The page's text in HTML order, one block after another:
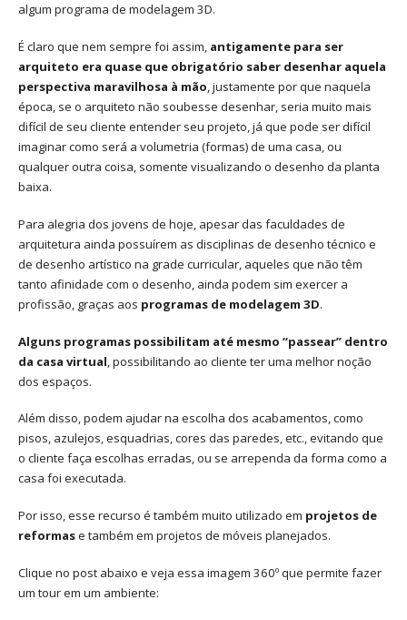
algum programa de modelagem 3D.
É claro que nem sempre foi assim, antigamente para ser
arquiteto era quase que obrigatório saber desenhar aquela
perspectiva maravilhosa à mão, justamente por que naquela
época, se o arquiteto não soubesse desenhar, seria muito mais
difícil de seu cliente entender seu projeto, já que pode ser difícil
imaginar como será a volumetria (formas) de uma casa, ou
qualquer outra coisa, somente visualizando o desenho da planta
baixa.
Para alegria dos jovens de hoje, apesar das faculdades de
arquitetura ainda possuírem as disciplinas de desenho técnico e
de desenho artístico na grade curricular, aqueles que não têm
tanto afinidade com o desenho, ainda podem sim exercer a
profissão, graças aos programas de modelagem 3D.
Alguns programas possibilitam até mesmo “passear” dentro
da casa virtual, possibilitando ao cliente ter uma melhor noção
dos espaços.
Além disso, podem ajudar na escolha dos acabamentos, como
pisos, azulejos, esquadrias, cores das paredes, etc., evitando que
o cliente faça escolhas erradas, ou se arrependa da forma como a
casa foi executada.
Por isso, esse recurso é também muito utilizado em projetos de
reformase também em projetos de móveis planejados.
Clique no post abaixo e veja essa imagem 360º que permite fazer
um tour em um ambiente: